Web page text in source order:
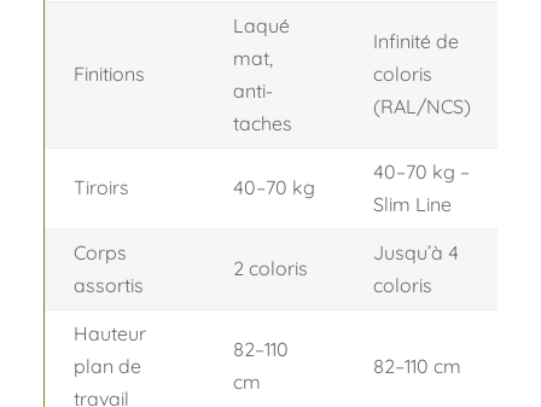
Finitions
Laqué
mat,
anti-
taches
Infinité de
coloris
(RAL/NCS)
Tiroirs 40–70 kg
40–70 kg –
Slim Line
Corps
assortis
2 coloris
Jusqu’à 4
coloris
Hauteur
plan de
travail
82–110
cm
82–110 cm